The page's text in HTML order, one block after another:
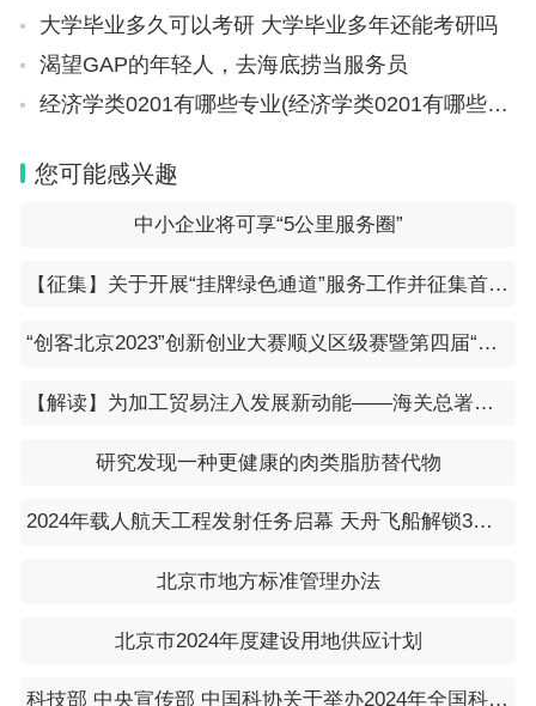
大学毕业多久可以考研 大学毕业多年还能考研吗
渴望GAP的年轻人，去海底捞当服务员
经济学类0201有哪些专业(经济学类0201有哪些专业可选)
您可能感兴趣
中小企业将可享“5公里服务圈”
【征集】关于开展“挂牌绿色通道”服务工作并征集首批挂牌绿色通道服务企业的通知
“创客北京2023”创新创业大赛顺义区级赛暨第四届“创新顺义”创新创业大赛启动的通知
【解读】为加工贸易注入发展新动能——海关总署详解推动加工贸易持续高质量发展16条改革措施
研究发现一种更健康的肉类脂肪替代物
2024年载人航天工程发射任务启幕 天舟飞船解锁3小时“速运”模式
北京市地方标准管理办法
北京市2024年度建设用地供应计划
科技部 中央宣传部 中国科协关于举办2024年全国科技活动周的通知